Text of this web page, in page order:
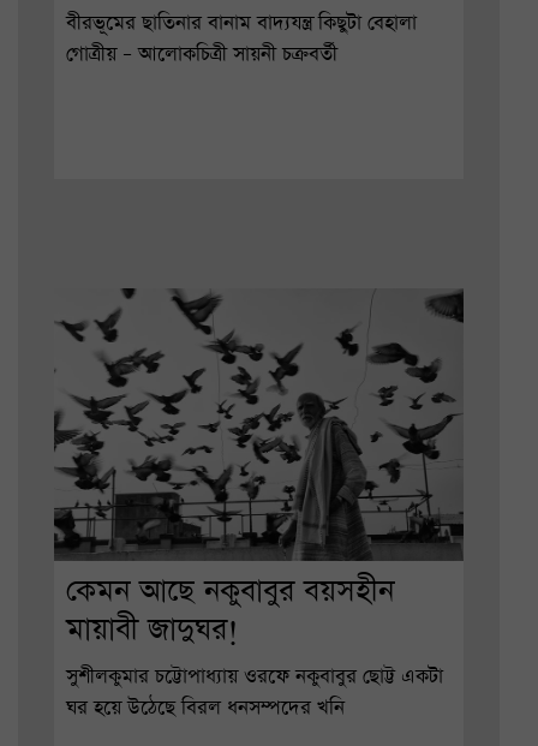
বীরভূমের ছাতিনার বানাম বাদ্যযন্ত্র কিছুটা বেহালা
গোত্রীয় – আলোকচিত্রী সায়নী চক্রবর্তী
কেমন আছে নকুবাবুর বয়সহীন
মায়াবী জাদুঘর!
সুশীলকুমার চট্টোপাধ্যায় ওরফে নকুবাবুর ছোট্ট একটা
ঘর হয়ে উঠেছে বিরল ধনসম্পদের খনি